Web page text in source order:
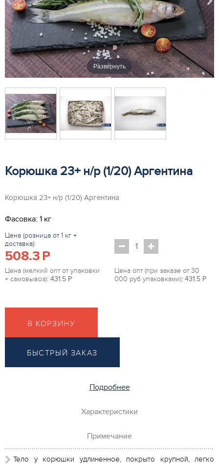
Развернуть
Корюшка 23+ н/р (1/20) Аргентина
Корюшка 23+ н/р (1/20) Аргентина
Фасовка: 1 кг
Цена (розница от 1 кг +
доставка):
508.3P
Цена (мелкий опт от упаковки
+ самовывоз): 431.5 P
Цена опт (при заказе от 30
000 руб упаковками): 431.5 P
В КОРЗИНУ
БЫСТРЫЙ ЗАКАЗ
Подробнее
Характеристики
Примечание
Тело у корюшки удлиненное, покрыто крупной, легко